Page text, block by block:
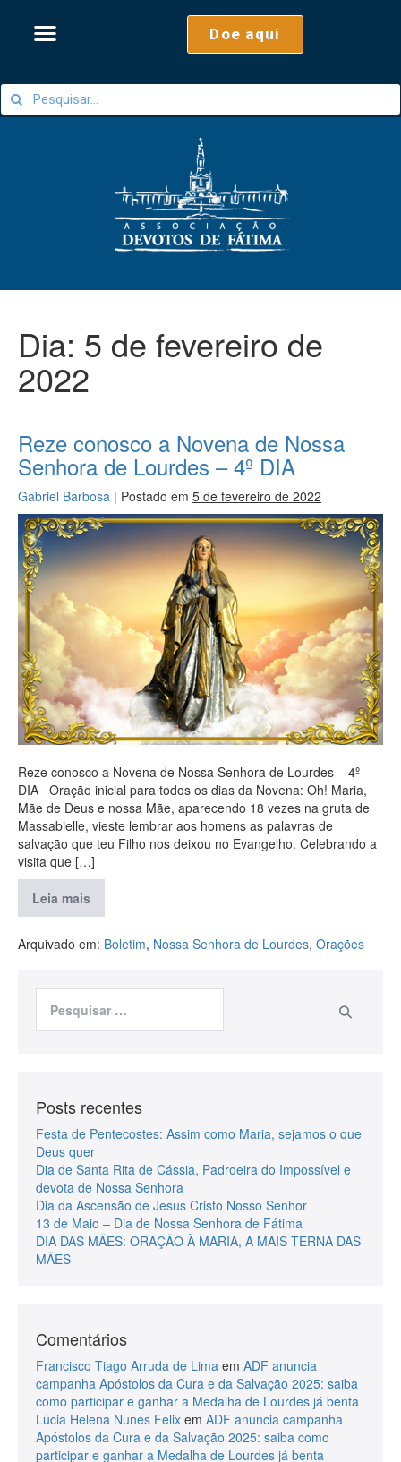
Doe aqui
Dia: 5 de fevereiro de
2022
Reze conosco a Novena de Nossa
Senhora de Lourdes – 4º DIA
Gabriel Barbosa | Postado em 5 de fevereiro de 2022
Reze conosco a Novena de Nossa Senhora de Lourdes – 4º
DIA Oração inicial para todos os dias da Novena: Oh! Maria,
Mãe de Deus e nossa Mãe, aparecendo 18 vezes na gruta de
Massabielle, vieste lembrar aos homens as palavras de
salvação que teu Filho nos deixou no Evangelho. Celebrando a
visita que […]
Leia mais
Arquivado em: Boletim, Nossa Senhora de Lourdes, Orações
Posts recentes
Festa de Pentecostes: Assim como Maria, sejamos o que
Deus quer
Dia de Santa Rita de Cássia, Padroeira do Impossível e
devota de Nossa Senhora
Dia da Ascensão de Jesus Cristo Nosso Senhor
13 de Maio – Dia de Nossa Senhora de Fátima
DIA DAS MÃES: ORAÇÃO À MARIA, A MAIS TERNA DAS
MÃES
Comentários
Francisco Tiago Arruda de Lima em ADF anuncia
campanha Apóstolos da Cura e da Salvação 2025: saiba
como participar e ganhar a Medalha de Lourdes já benta
Lúcia Helena Nunes Felix em ADF anuncia campanha
Apóstolos da Cura e da Salvação 2025: saiba como
participar e ganhar a Medalha de Lourdes já benta